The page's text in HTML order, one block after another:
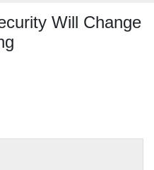
Will Change